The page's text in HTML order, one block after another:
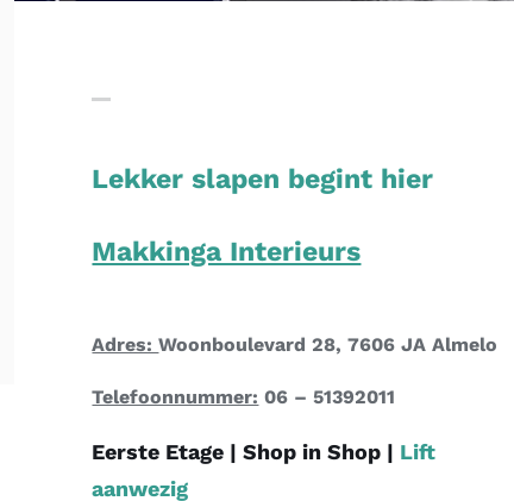
Lekker slapen begint hier
Makkinga Interieurs
Adres:Woonboulevard 28, 7606 JA Almelo
Telefoonnummer: 06 – 51392011
Eerste Etage |Shop in Shop | Lift
aanwezig